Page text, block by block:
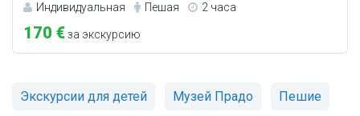
Индивидуальная Пешая 2 часа
170 €за экскурсию
Экскурсии для детей Музей Прадо Пешие